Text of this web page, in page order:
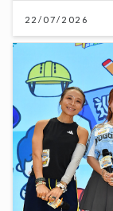
22/07/2026